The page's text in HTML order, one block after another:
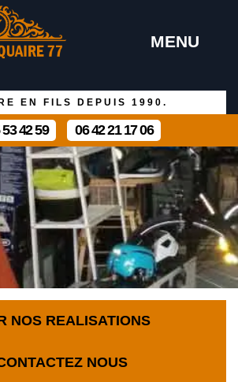
MENU
EN FILS DEPUIS 1990.
42 59 06 42 21 17 06
NOS REALISATIONS
NOUS